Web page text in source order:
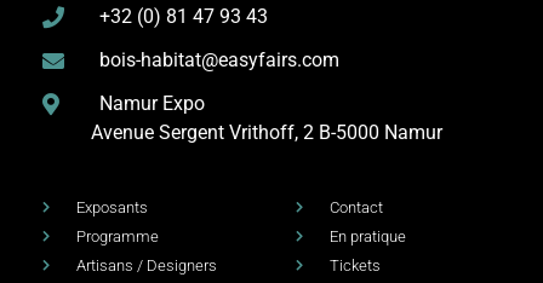
+32 (0) 81 47 93 43
bois-habitat@easyfairs.com
Namur Expo
Avenue Sergent Vrithoff, 2 B-5000 Namur
Exposants
Programme
Artisans / Designers
Contact
En pratique
Tickets